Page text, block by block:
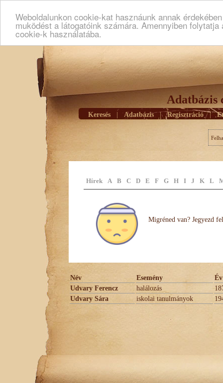
Weboldalunkon cookie-kat hasznáunk annak
muködést a látogatóink számára. Amennyiben
cookie-k használatába.
Adatbázis
Keresés Adatbázis | Regisztráció |
Hírek A B C D E F G H I J K L
Migréned van? Jegyezd
Név Esemény
Év
Udvary Ferencz
halálozás
Udvary Sára
iskolai tanulmányok